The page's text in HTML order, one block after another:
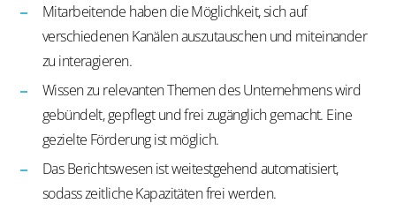
Mitarbeitende haben die Möglichkeit, sich auf
verschiedenen Kanälen auszutauschen und miteinander
zu interagieren.
Wissen zu relevanten Themen des Unternehmens wird
gebündelt, gepflegt und frei zugänglich gemacht. Eine
gezielte Förderung ist möglich.
Das Berichtswesen ist weitestgehend automatisiert,
sodass zeitliche Kapazitäten frei werden.